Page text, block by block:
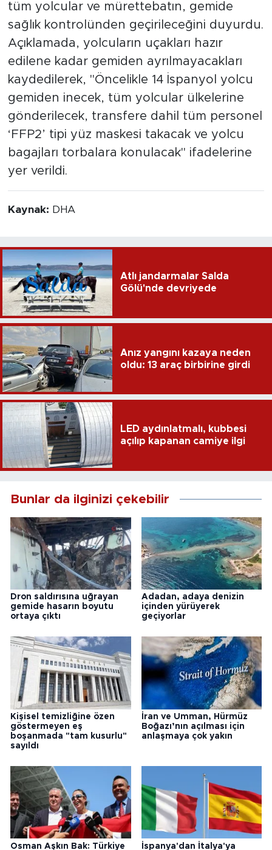
tüm yolcular ve mürettebatın, gemide
sağlık kontrolünden geçirileceğini duyurdu.
Açıklamada, yolcuların uçakları hazır
edilene kadar gemiden ayrılmayacakları
kaydedilerek, "Öncelikle 14 İspanyol yolcu
gemiden inecek, tüm yolcular ülkelerine
gönderilecek, transfere dahil tüm personel
‘FFP2’ tipi yüz maskesi takacak ve yolcu
bagajları torbalara konulacak" ifadelerine
yer verildi.
Kaynak: DHA
Atlı jandarmalar Salda
Gölü'nde devriyede
Anız yangını kazaya neden
oldu: 13 araç birbirine girdi
LED aydınlatmalı, kubbesi
açılıp kapanan camiye ilgi
Bunlar da ilginizi çekebilir
Dron saldırısına uğrayan
gemide hasarın boyutu
ortaya çıktı
Adadan, adaya denizin
içinden yürüyerek
geçiyorlar
Kişisel temizliğine özen
göstermeyen eş
boşanmada "tam kusurlu"
sayıldı
İran ve Umman, Hürmüz
Boğazı’nın açılması için
anlaşmaya çok yakın
Osman Aşkın Bak: Türkiye İspanya'dan İtalya'ya